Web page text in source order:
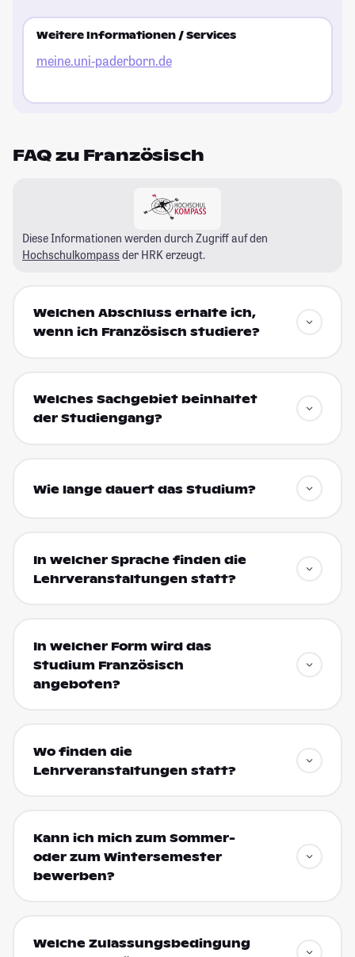
Weitere Informationen / Services
meine.uni-paderborn.de
FAQ zu Französisch
Diese Informationen werden durch Zugriff auf den
Hochschulkompass der HRK erzeugt.
Welchen Abschluss erhalte ich,
wenn ich Französisch studiere?
Welches Sachgebiet beinhaltet
der Studiengang?
Wie lange dauert das Studium?
In welcher Sprache finden die
Lehrveranstaltungen statt?
In welcher Form wird das
Studium Französisch
angeboten?
Wo finden die
Lehrveranstaltungen statt?
Kann ich mich zum Sommer-
oder zum Wintersemester
bewerben?
Welche Zulassungsbedingung